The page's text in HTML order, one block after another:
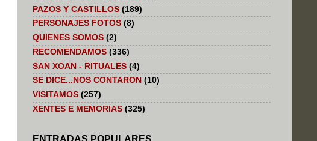
PAZOS Y CASTILLOS (189)
PERSONAJES FOTOS (8)
QUIENES SOMOS (2)
RECOMENDAMOS (336)
SAN XOAN - RITUALES (4)
SE DICE...NOS CONTARON (10)
VISITAMOS (257)
XENTES E MEMORIAS (325)